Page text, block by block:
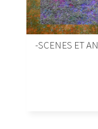
-SCENES ET